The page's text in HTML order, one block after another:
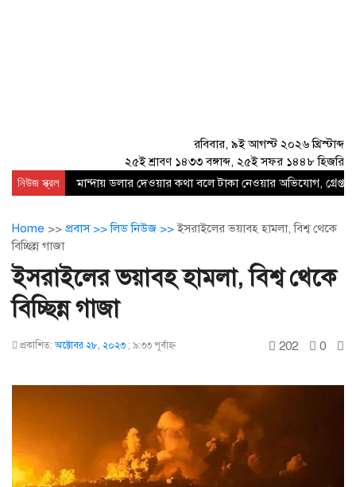
রবিবার, ৯ই আগস্ট ২০২৬ খ্রিস্টাব্দ
২৫ই শ্রাবণ ১৪৩৩ বঙ্গাব্দ, ২৫ই সফর ১৪৪৮ হিজরি
নিউজ স্ক্রল মান্দায় ডলার দেওয়ার কথা বলে টাকা নেওয়ার অভিযোগ,
Home >> প্রবাস >>লিড নিউজ >>ইসরাইলের ভয়াবহ হামলা, বিশ্ব থেকে
বিচ্ছিন্ন গাজা
ইসরাইলের ভয়াবহ হামলা, বিশ্ব থেকে
বিচ্ছিন্ন গাজা
প্রকাশিত:অক্টোবর ২৮, ২০২৩ ; ৯:৩৩ পূর্বাহ্ণ 202 0